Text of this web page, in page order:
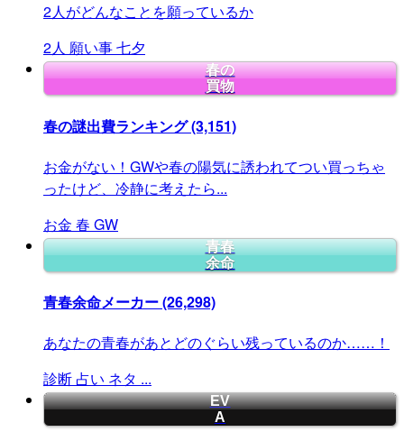
2人がどんなことを願っているか
2人 願い事七夕
春の
買物
春の謎出費ランキング(3,151)
お金がない！GWや春の陽気に誘われてつい買っちゃ
ったけど、冷静に考えたら...
お金 春 GW
青春
余命
青春余命メーカー(26,298)
あなたの青春があとどのぐらい残っているのか……！
診断 占い ネタ ...
EV
A